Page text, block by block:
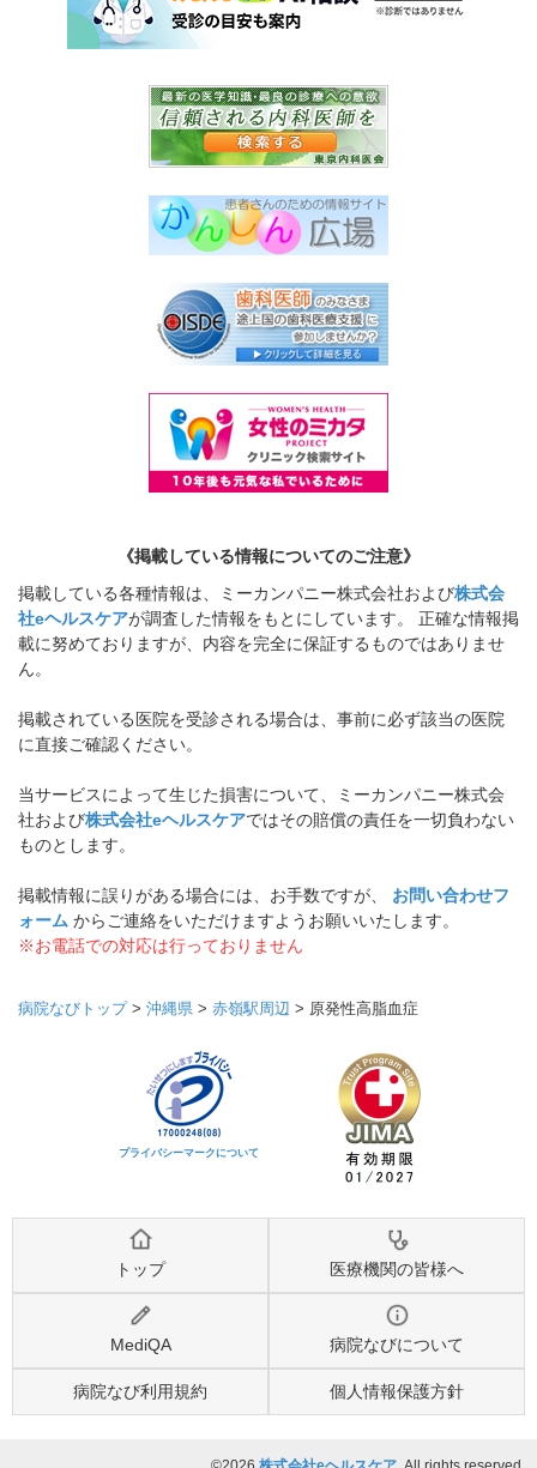
《掲載している情報についてのご注意》
掲載している各種情報は、ミーカンパニー株式会社および株式会
社eヘルスケアが調査した情報をもとにしています。 正確な情報掲
載に努めておりますが、内容を完全に保証するものではありませ
ん。
掲載されている医院を受診される場合は、事前に必ず該当の医院
に直接ご確認ください。
当サービスによって生じた損害について、ミーカンパニー株式会
社および株式会社eヘルスケアではその賠償の責任を一切負わない
ものとします。
掲載情報に誤りがある場合には、お手数ですが、 お問い合わせフ
ォーム からご連絡をいただけますようお願いいたします。
※お電話での対応は行っておりません
病院なびトップ> 沖縄県 > 赤嶺駅周辺 > 原発性高脂血症
プライバシーマークについて
トップ 医療機関の皆様へ
MediQA 病院なびについて
病院なび利用規約 個人情報保護方針